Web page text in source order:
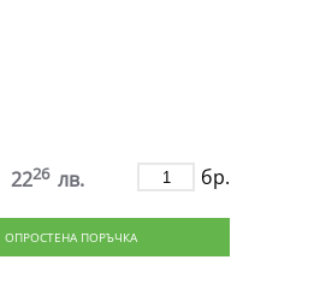
2226 лв. бр.
ПОРЪЧКА